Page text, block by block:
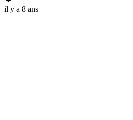
il y a 8 ans